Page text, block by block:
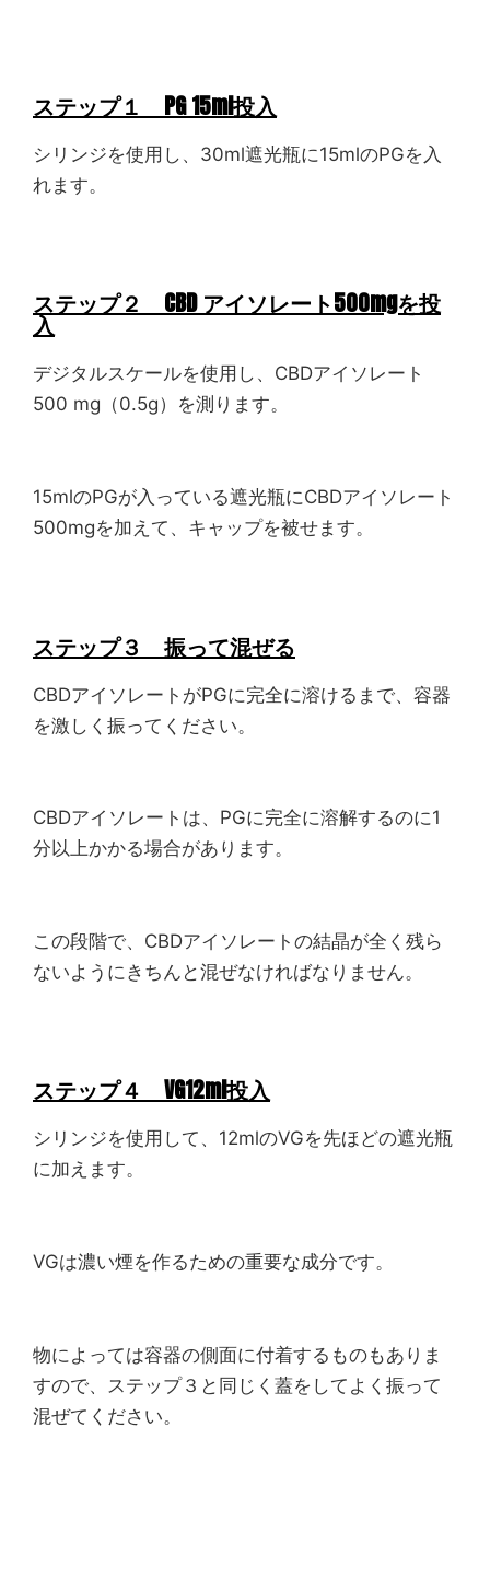
ステップ１ PG 15ml投入
シリンジを使用し、30ml遮光瓶に15mlのPGを入
れます。
ステップ２ CBD アイソレート500mgを投
入
デジタルスケールを使用し、CBDアイソレート
500 mg（0.5g）を測ります。
15mlのPGが入っている遮光瓶にCBDアイソレート
500mgを加えて、キャップを被せます。
ステップ３ 振って混ぜる
CBDアイソレートがPGに完全に溶けるまで、容器
を激しく振ってください。
CBDアイソレートは、PGに完全に溶解するのに1
分以上かかる場合があります。
この段階で、CBDアイソレートの結晶が全く残ら
ないようにきちんと混ぜなければなりません。
ステップ４ VG12ml投入
シリンジを使用して、12mlのVGを先ほどの遮光瓶
に加えます。
VGは濃い煙を作るための重要な成分です。
物によっては容器の側面に付着するものもありま
すので、ステップ３と同じく蓋をしてよく振って
混ぜてください。